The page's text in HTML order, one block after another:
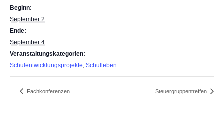
Beginn:
September 2
Ende:
September 4
Veranstaltungskategorien:
Schulentwicklungsprojekte, Schulleben
Fachkonferenzen Steuergruppentreffen